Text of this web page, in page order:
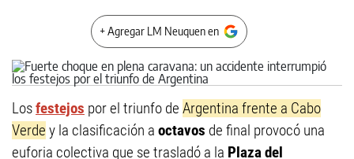
+ Agregar LM Neuquen en
Losfestejos por el triunfo de Argentina frente a Cabo
Verde y la clasificación a octavos de final provocó una
euforia colectiva que se trasladó a la Plaza del